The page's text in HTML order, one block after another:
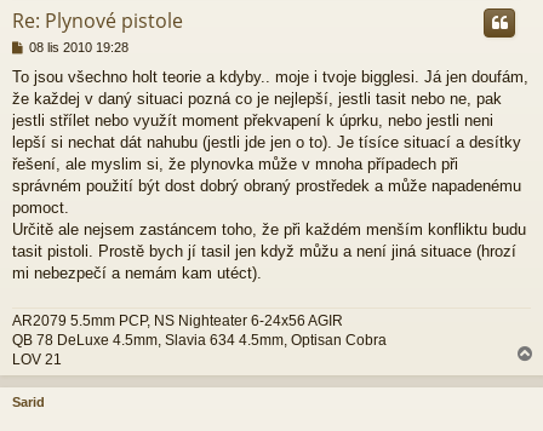
Re: Plynové pistole
P
í
s
p
ě
v
e
k
08 lis 2010 19:28
To jsou všechno holt teorie a kdyby.. moje i tvoje bigglesi. Já jen doufám,
že každej v daný situaci pozná co je nejlepší, jestli tasit nebo ne, pak
jestli střílet nebo využít moment překvapení k úprku, nebo jestli neni
lepší si nechat dát nahubu (jestli jde jen o to). Je tísíce situací a desítky
řešení, ale myslim si, že plynovka může v mnoha případech při
správném použití být dost dobrý obraný prostředek a může napadenému
pomoct.
Určitě ale nejsem zastáncem toho, že při každém menším konfliktu budu
tasit pistoli. Prostě bych jí tasil jen když můžu a není jiná situace (hrozí
mi nebezpečí a nemám kam utéct).
AR2079 5.5mm PCP, NS Nighteater 6-24x56 AGIR
QB 78 DeLuxe 4.5mm, Slavia 634 4.5mm, Optisan Cobra
LOV 21
a
h
Sarid